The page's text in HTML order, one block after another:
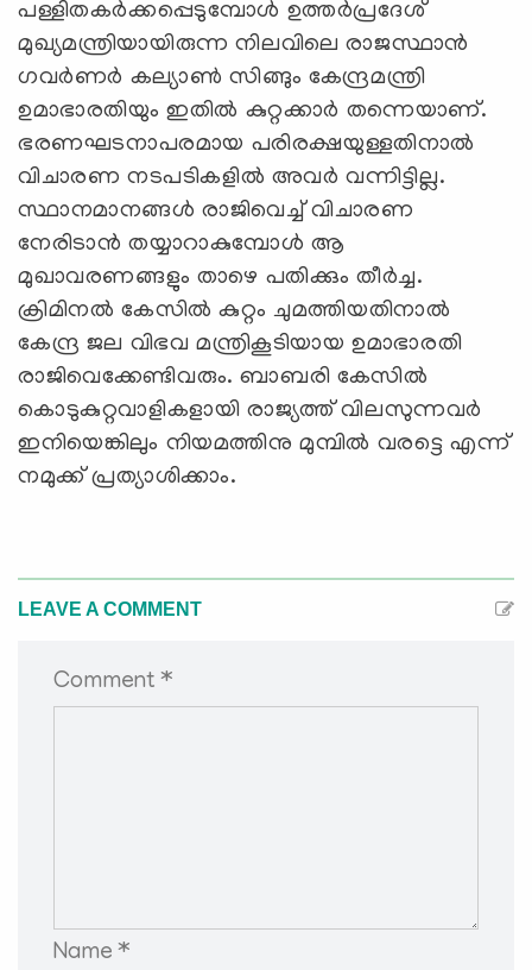
പള്ളിതകര്‍ക്കപ്പെടുമ്പോള്‍ ഉത്തര്‍പ്രദേശ്
മുഖ്യമന്ത്രിയായിരുന്ന നിലവിലെ രാജസ്ഥാന്‍
ഗവര്‍ണര്‍ കല്യാണ്‍ സിങ്ങും കേന്ദ്രമന്ത്രി
ഉമാഭാരതിയും ഇതില്‍ കുറ്റക്കാര്‍ തന്നെയാണ്.
ഭരണഘടനാപരമായ പരിരക്ഷയുള്ളതിനാല്‍
വിചാരണ നടപടികളില്‍ അവര്‍ വന്നിട്ടില്ല.
സ്ഥാനമാനങ്ങള്‍ രാജിവെച്ച് വിചാരണ
നേരിടാന്‍ തയ്യാറാകുമ്പോള്‍ ആ
മുഖാവരണങ്ങളും താഴെ പതിക്കും തീര്‍ച്ച.
ക്രിമിനല്‍ കേസില്‍ കുറ്റം ചുമത്തിയതിനാല്‍
കേന്ദ്ര ജല വിഭവ മന്ത്രികൂടിയായ ഉമാഭാരതി
രാജിവെക്കേണ്ടിവരും. ബാബരി കേസില്‍
കൊടുകുറ്റവാളികളായി രാജ്യത്ത് വിലസുന്നവര്‍
ഇനിയെങ്കിലും നിയമത്തിനു മുമ്പില്‍ വരട്ടെ എന്ന്
നമുക്ക് പ്രത്യാശിക്കാം.
LEAVE A COMMENT
Comment *
Name *